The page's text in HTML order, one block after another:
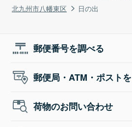
北九州市八幡東区
日の出
郵便番号を調べる
郵便局・ATM・ポスト
荷物のお問い合わせ